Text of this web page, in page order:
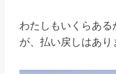
わたしもいくらある
が、払い戻しはあ